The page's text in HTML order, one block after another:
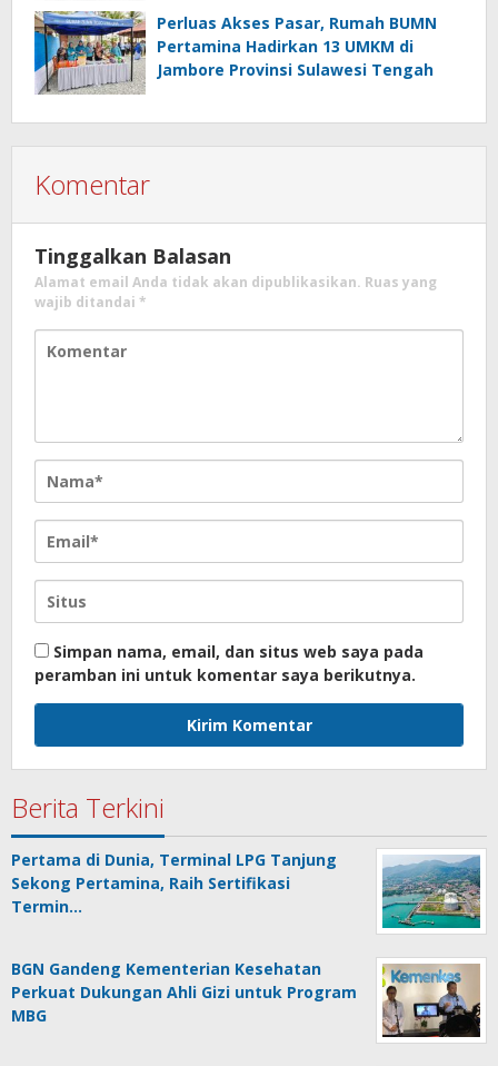
Perluas Akses Pasar, Rumah BUMN
Pertamina Hadirkan 13 UMKM di
Jambore Provinsi Sulawesi Tengah
Komentar
Tinggalkan Balasan
Alamat email Anda tidak akan dipublikasikan. Ruas yang
wajib ditandai *
Simpan nama, email, dan situs web saya pada
peramban ini untuk komentar saya berikutnya.
Berita Terkini
Pertama di Dunia, Terminal LPG Tanjung
Sekong Pertamina, Raih Sertifikasi
Termin…
BGN Gandeng Kementerian Kesehatan
Perkuat Dukungan Ahli Gizi untuk Program
MBG